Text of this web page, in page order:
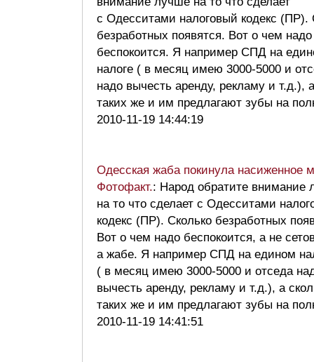
с Одесситами налоговый кодекс (ПР).
безработных появятся. Вот о чем надо
беспокоится. Я например СПД на
налоге ( в месяц имею 3000-5000 и
надо вычесть аренду, рекламу и т.д.),
таких же и им предлагают зубы на
2010-11-19 14:44:19
Одесская жаба покинула насиженное
Фотофакт.: Народ обратите внимание
на то что сделает с Одесситами
кодекс (ПР). Сколько безработных
Вот о чем надо беспокоится, а не
а жабе. Я например СПД на едином
( в месяц имею 3000-5000 и отседа
вычесть аренду, рекламу и т.д.), а
таких же и им предлагают зубы на
2010-11-19 14:41:51